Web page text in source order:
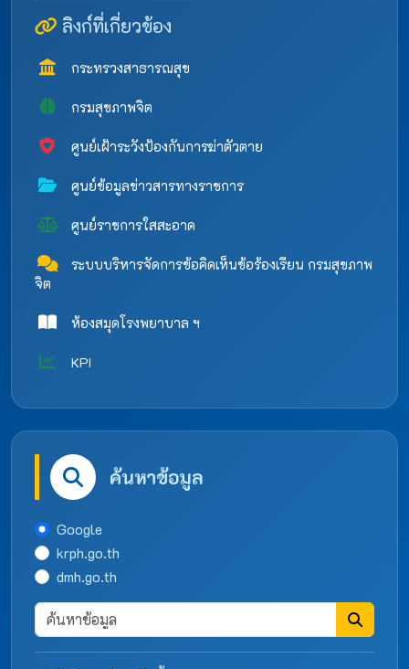
ลิงก์ที่เกี่ยวข้อง
กระทรวงสาธารณสุข
กรมสุขภาพจิต
ศูนย์เฝ้าระวังป้องกันการฆ่าตัวตาย
ศูนย์ข้อมูลข่าวสารทางราชการ
ศูนย์ราชการใสสะอาด
ระบบบริหารจัดการข้อคิดเห็นข้อร้องเรียน กรมสุขภาพ
จิต
ห้องสมุดโรงพยาบาล ฯ
KPI
ค้นหาข้อมูล
Google
krph.go.th
dmh.go.th